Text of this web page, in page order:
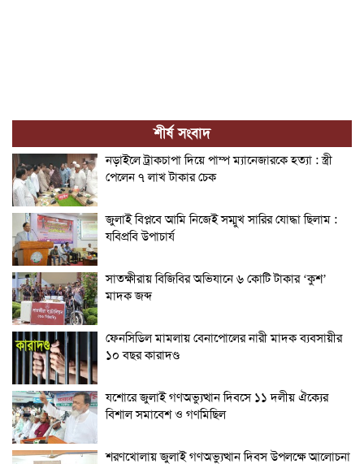
শীর্ষ সংবাদ
নড়াইলে ট্রাকচাপা দিয়ে পাম্প ম্যানেজারকে হত্যা : স্ত্রী
পেলেন ৭ লাখ টাকার চেক
জুলাই বিপ্লবে আমি নিজেই সম্মুখ সারির যোদ্ধা ছিলাম :
যবিপ্রবি উপাচার্য
সাতক্ষীরায় বিজিবির অভিযানে ৬ কোটি টাকার ‘কুশ’
মাদক জব্দ
ফেনসিডিল মামলায় বেনাপোলের নারী মাদক ব্যবসায়ীর
১০ বছর কারাদণ্ড
যশোরে জুলাই গণঅভ্যুত্থান দিবসে ১১ দলীয় ঐক্যের
বিশাল সমাবেশ ও গণমিছিল
শরণখোলায় জুলাই গণঅভ্যুত্থান দিবস উপলক্ষে আলোচনা